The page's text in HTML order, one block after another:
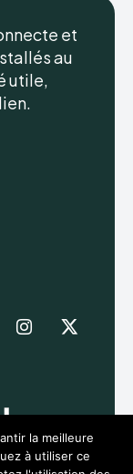
et
au
utile,
la meilleure
à utiliser ce